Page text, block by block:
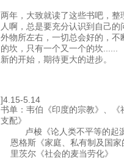
两年，大致就读了这些书吧，
人啊，总是要充分认识到自己
外物所左右，一切总会好的，
的坎，只有一个又一个的坎......
新的开始，期待更大的进步。
]4.15-5.14
书单：韦伯《印度的宗教》、
支配》
卢梭《论人类不平等的起
恩格斯《家庭、私有制及国家
里茨尔《社会的麦当劳化》